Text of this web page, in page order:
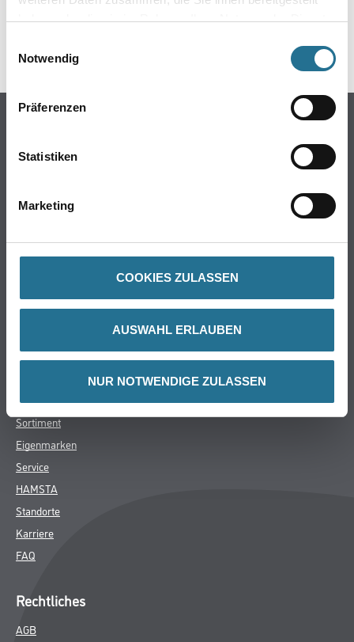
haben oder die sie im Rahmen Ihrer Nutzung der Dienste
Notwendig
Präferenzen
Statistiken
Marketing
COOKIES ZULASSEN
AUSWAHL ERLAUBEN
NUR NOTWENDIGE ZULASSEN
DATENBLÄTTER
Putze- und Spachtelmassen
Wand- & Deckenbeläge
Werkzeug & Maschinen
Verbrauchmaterialien
Busch & Brunner
Aktuelles
Sortiment
Eigenmarken
Service
HAMSTA
Standorte
Karriere
FAQ
Rechtliches
AGB